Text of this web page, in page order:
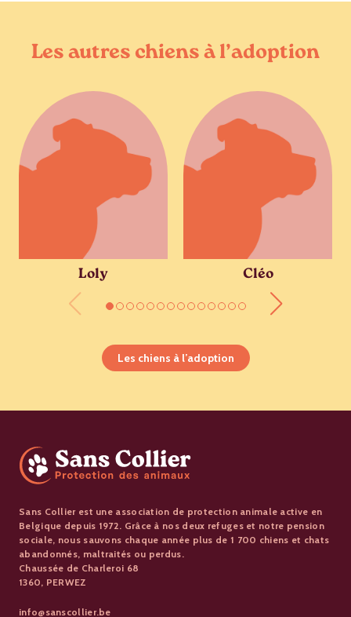
Les autres chiens à l’adoption
Loly Cléo
Les chiens à l’adoption
Sans Collier est une association de protection animale active en
Belgique depuis 1972. Grâce à nos deux refuges et notre pension
sociale, nous sauvons chaque année plus de 1 700 chiens et chats
abandonnés, maltraités ou perdus.
Chaussée de Charleroi 68
1360, PERWEZ
info@sanscollier.be